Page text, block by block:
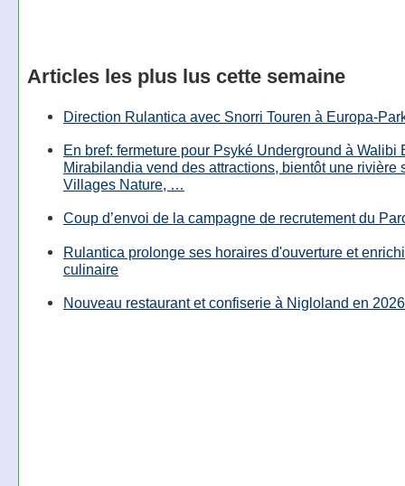
Articles les plus lus cette semaine
Direction Rulantica avec Snorri Touren à Europa-
En bref: fermeture pour Psyké Underground à Walibi
Mirabilandia vend des attractions, bientôt une rivière
Villages Nature, …
Coup d’envoi de la campagne de recrutement du
Rulantica prolonge ses horaires d'ouverture et
culinaire
Nouveau restaurant et confiserie à Nigloland en 2026